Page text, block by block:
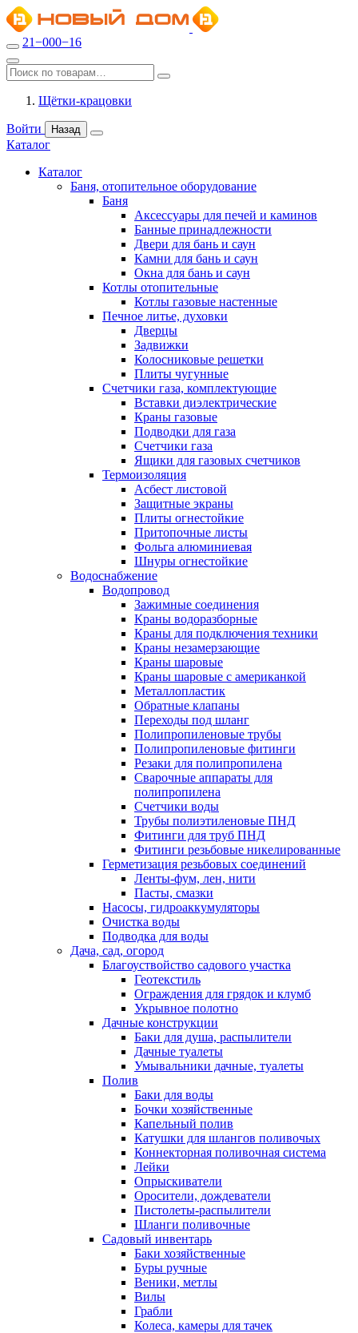
21−000−16
Щётки-крацовки
Войти Назад
Каталог
Каталог
Баня, отопительное оборудование
Баня
Аксессуары для печей и каминов
Банные принадлежности
Двери для бань и саун
Камни для бань и саун
Окна для бань и саун
Котлы отопительные
Котлы газовые настенные
Печное литье, духовки
Дверцы
Задвижки
Колосниковые решетки
Плиты чугунные
Счетчики газа, комплектующие
Вставки диэлектрические
Краны газовые
Подводки для газа
Счетчики газа
Ящики для газовых счетчиков
Термоизоляция
Асбест листовой
Защитные экраны
Плиты огнестойкие
Притопочные листы
Фольга алюминиевая
Шнуры огнестойкие
Водоснабжение
Водопровод
Зажимные соединения
Краны водоразборные
Краны для подключения техники
Краны незамерзающие
Краны шаровые
Краны шаровые с американкой
Металлопластик
Обратные клапаны
Переходы под шланг
Полипропиленовые трубы
Полипропиленовые фитинги
Резаки для полипропилена
Сварочные аппараты для
полипропилена
Счетчики воды
Трубы полиэтиленовые ПНД
Фитинги для труб ПНД
Фитинги резьбовые никелированные
Герметизация резьбовых соединений
Ленты-фум, лен, нити
Пасты, смазки
Насосы, гидроаккумуляторы
Очистка воды
Подводка для воды
Дача, сад, огород
Благоуствойство садового участка
Геотекстиль
Ограждения для грядок и клумб
Укрывное полотно
Дачные конструкции
Баки для душа, распылители
Дачные туалеты
Умывальники дачные, туалеты
Полив
Баки для воды
Бочки хозяйственные
Капельный полив
Катушки для шлангов поливочых
Коннекторная поливочная система
Лейки
Опрыскиватели
Оросители, дождеватели
Пистолеты-распылители
Шланги поливочные
Садовый инвентарь
Баки хозяйственные
Буры ручные
Веники, метлы
Вилы
Грабли
Колеса, камеры для тачек